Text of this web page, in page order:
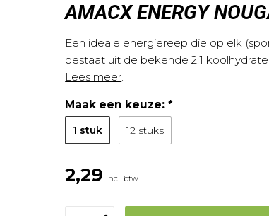
AMACX ENERGY
Een ideale energiereep die op elk
bestaat uit de bekende 2:1
Lees meer.
Maak een keuze: *
1 stuk 12 stuks
2,29 Incl. btw